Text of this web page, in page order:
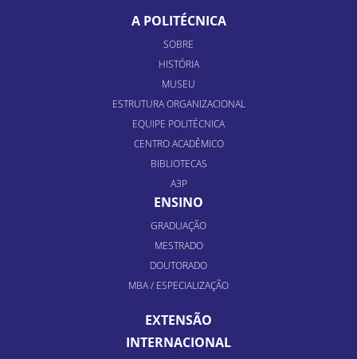
A POLITÉCNICA
SOBRE
HISTÓRIA
MUSEU
ESTRUTURA ORGANIZACIONAL
EQUIPE POLITÉCNICA
CENTRO ACADÊMICO
BIBLIOTECAS
A3P
ENSINO
GRADUAÇÃO
MESTRADO
DOUTORADO
MBA / ESPECIALIZAÇÃO
EXTENSÃO
INTERNACIONAL